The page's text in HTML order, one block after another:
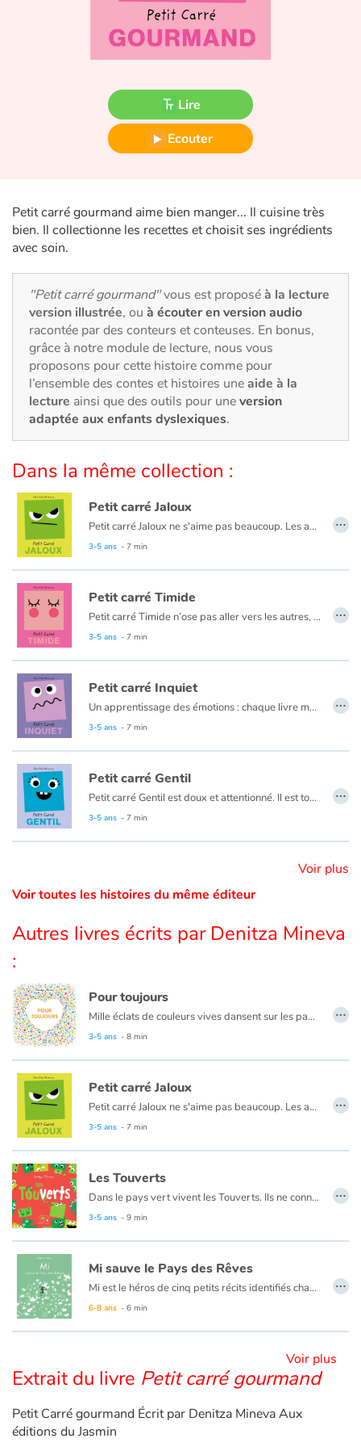
Fable, mythe, littérature et poésie
Princesses et princes, rois, reines et dragons
Ogres, monstres et sorcières
Les animaux
Voyage, épopée, enquête, aventure
Autour du monde
Apprentissage
Art, espace, activité
Documentaires
En famille
Quotidien et loisirs
À l'école
Fêtes et évènements
Amour et amitié
Sujets de société
Émotions et sentiments
Formats et illustrations
Catalogue anglais
Contraste +
Écoles
Médiathèques
Vidéos & Tutoriaux
Blog
Actualités
Par thématique
Contes d'ici et d'ailleurs
Autour de la lecture
Apprendre à lire
Livre audio
Lire
Ecouter
Petit carré gourmand aime bien manger... Il cuisine très
bien. Il collectionne les recettes et choisit ses ingrédients
avec soin.
"Petit carré gourmand"vous est proposéà la lecture
version illustrée, ou à écouter en version audio
racontée par des conteurs et conteuses. En bonus,
grâce à notre module de lecture, nous vous
proposons pour cette histoire comme pour
l’ensemble des contes et histoires uneaide à la
lecture ainsi que des outils pour uneversion
adaptée aux enfants dyslexiques.
Dans la même collection :
Petit carré Jaloux
Petit carré Jaloux ne s'aime pas beaucoup. Les autres sont tellement mieux que lui...
3-5 ans - 7 min
…
Petit carré Timide
Petit carré Timide n’ose pas aller vers les autres, il préfère se cacher. On n’entend pas sa voix et parfois, il est presque invisible…
3-5 ans - 7 min
…
Petit carré Inquiet
Un apprentissage des émotions : chaque livre met en scène un petit personnage amusant et attachant, qui représente un sentiment ou une attitude. À travers ce personnage à la forme géométrique amusante, le livre traite de notre capacité à apprivoiser et à maîtriser nos émotions.
3-5 ans - 7 min
…
Petit carré Gentil
Petit carré Gentil est doux et attentionné. Il est toujours ravi d'aider ses amis. Mais à trop vouloir aider, on se retrouve vite fatigué...
3-5 ans - 7 min
…
Voir plus
Voir toutes les histoires du même éditeur
Autres livres écrits par Denitza Mineva
:
Pour toujours
Mille éclats de couleurs vives dansent sur les pages et composent des images : les jours et les nuits se suivent, les rires se transforment en soupirs, les saisons défilent… Dans ce tourbillon de perpétuels mouvements, y a-t-il des choses qui ne changent pas ? Ou peut-être un lieu secret pour s’abriter, se ressourcer… Oui, tout change, tout le temps. Et pourtant !
3-5 ans - 8 min
…
Petit carré Jaloux
Petit carré Jaloux ne s'aime pas beaucoup. Les autres sont tellement mieux que lui...
3-5 ans - 7 min
…
Les Touverts
Dans le pays vert vivent les Touverts. Ils ne connaissent que la couleur verte. Tout est vert, ils l’ont appris de leurs pères, qui, eux-mêmes, l’ont appris de leurs pères.
Un jour, un petit Vert tombe nez à nez avec un petit Rouge, et c’est le début d’une drôle d’aventure…
3-5 ans - 9 min
…
Mi sauve le Pays des Rêves
Mi est le héros de cinq petits récits identifiés chacun par une couleur (bleu, vert, rouge, jaune, et rose) et émaillés de situations pleines de poésie. Des histoires courtes pour les tout-petits, animées de dessins en noir et blanc au trait original, qui nous plongent dans un univers onirique et singulier.
6-8 ans - 6 min
…
Voir plus
Extrait du livre Petit carré gourmand
Petit Carré gourmand Écrit par Denitza Mineva Aux
éditions du Jasmin